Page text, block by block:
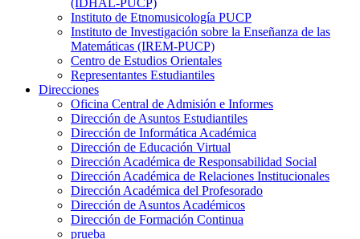
(IDHAL-PUCP)
Instituto de Etnomusicología PUCP
Instituto de Investigación sobre la Enseñanza de las
Matemáticas (IREM-PUCP)
Centro de Estudios Orientales
Representantes Estudiantiles
Direcciones
Oficina Central de Admisión e Informes
Dirección de Asuntos Estudiantiles
Dirección de Informática Académica
Dirección de Educación Virtual
Dirección Académica de Responsabilidad Social
Dirección Académica de Relaciones Institucionales
Dirección Académica del Profesorado
Dirección de Asuntos Académicos
Dirección de Formación Continua
prueba